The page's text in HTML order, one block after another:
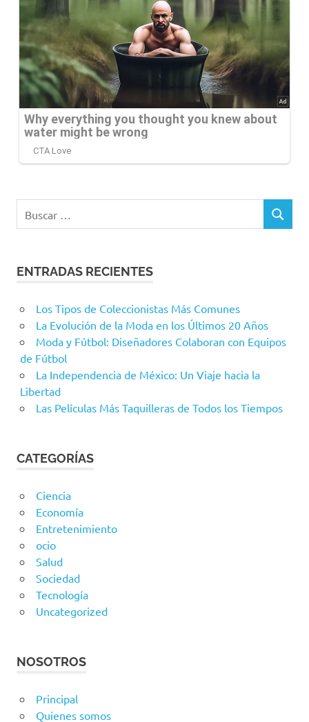
BUSCAR
ENTRADAS RECIENTES
Los Tipos de Coleccionistas Más Comunes
La Evolución de la Moda en los Últimos 20 Años
Moda y Fútbol: Diseñadores Colaboran con Equipos
de Fútbol
La Independencia de México: Un Viaje hacia la
Libertad
Las Películas Más Taquilleras de Todos los Tiempos
CATEGORÍAS
Ciencia
Economía
Entretenimiento
ocio
Salud
Sociedad
Tecnología
Uncategorized
NOSOTROS
Principal
Quienes somos